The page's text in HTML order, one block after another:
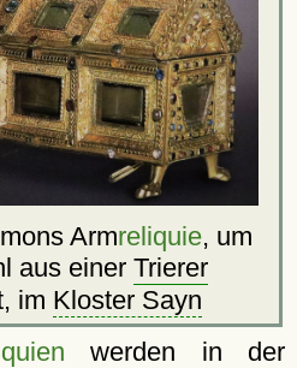
Armreliquie, um
aus einerTrierer
im Kloster Sayn
werden in der